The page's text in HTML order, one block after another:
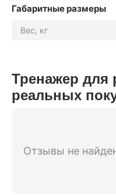
Габаритные размеры
Вес, кг
Тренажер для
реальных
Отзывы не